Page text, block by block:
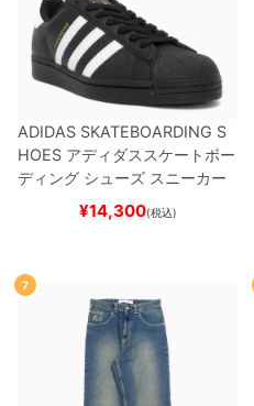
ADIDAS SKATEBOARDING S
HOES アディダススケートボー
ディング シューズ スニーカー
スーパースター SUPERSTAR A
BLACK/WHITE/WHITE
ー
¥14,300(税込)
7